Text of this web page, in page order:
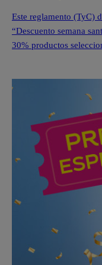
Este reglamento (TyC)
“Descuento semana
30% productos